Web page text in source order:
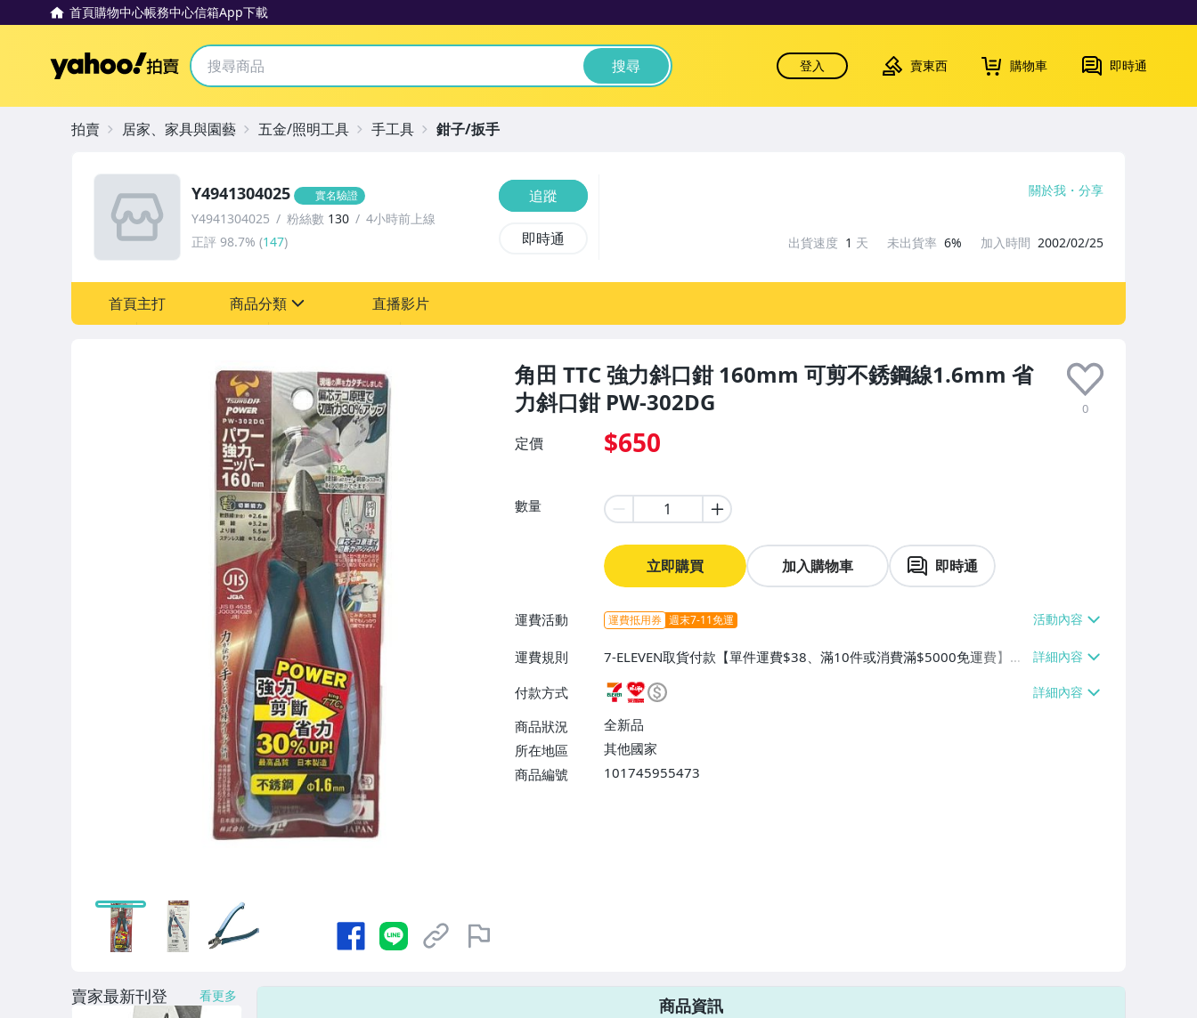
首頁購物中心帳務中心信箱App下載
Yahoo拍賣 搜尋 登入 賣東西 購物車 即時通
角田 TTC 強力斜口鉗 160mm 可剪不銹鋼線1.6mm 省
力斜口鉗 PW-302DG
0
定價 $650
數量
立即購買 加入購物車 即時通
運費活動 運費抵用券 週末7-11免運
運費規則
7-ELEVEN取貨付款【單件運費$38、滿10件或消費滿$5000免運費】、
萊爾富取貨付款【單件運費$60】、郵局掛號【單件運費$100、滿10件
或消費滿$5000免運費】
付款方式
商品狀況
全新品
所在地區
其他國家
商品編號
101745955473
Y4941304025 實名驗證
Y4941304025 粉絲數 130
4小時前上線
正評 98.7% (147)
追蹤
即時通
關於我 分享
出貨速度 1 天 未出貨率 6% 加入時間 2002/02/25
首頁主打 商品分類
手機、配件與通訊
居家、家具與園藝
運動、戶外與休閒
直播影片
拍賣 居家、家具與園藝 五金/照明工具 手工具 鉗子/扳手
商品資訊
賣家最新刊登 看更多